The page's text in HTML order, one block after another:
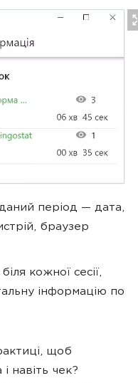
період — дата,
браузер
кожної сесії,
інформацію по
щоб
навіть чек?